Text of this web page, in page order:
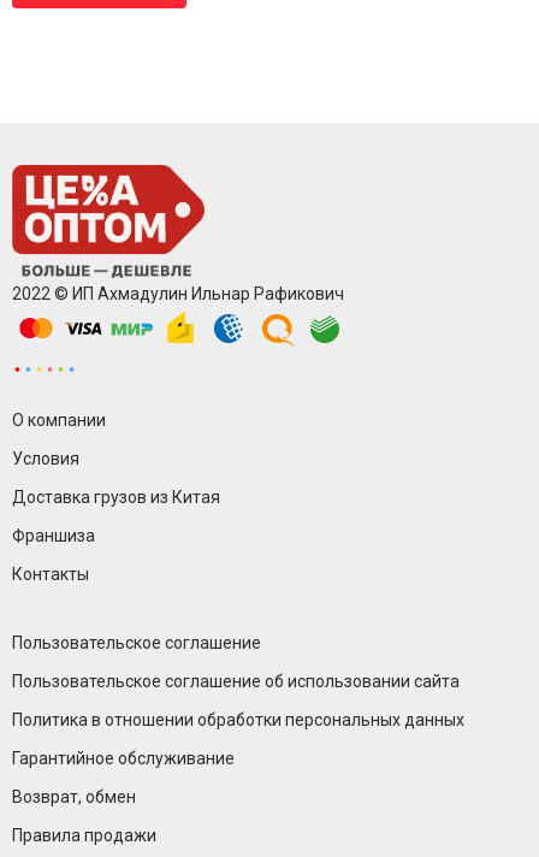
2022 © ИП Ахмадулин Ильнар Рафикович
О компании
Условия
Доставка грузов из Китая
Франшиза
Контакты
Пользовательское соглашение
Пользовательское соглашение об использовании сайта
Политика в отношении обработки персональных данных
Гарантийное обслуживание
Возврат, обмен
Правила продажи